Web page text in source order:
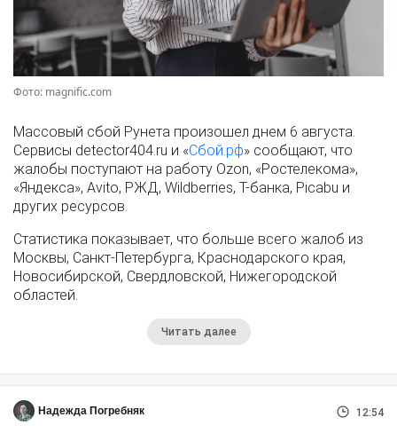
Фото: magnific.com
Массовый сбой Рунета произошел днем 6 августа.
Сервисы detector404.ru и «Сбой.рф» сообщают, что
жалобы поступают на работу Ozon, «Ростелекома»,
«Яндекса», Avito, РЖД, Wildberries, Т-банка, Picabu и
других ресурсов.
Статистика показывает, что больше всего жалоб из
Москвы, Санкт-Петербурга, Краснодарского края,
Новосибирской, Свердловской, Нижегородской
областей.
Читать далее
Надежда Погребняк 12:54